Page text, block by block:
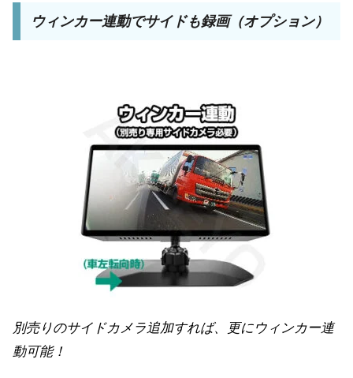
ウィンカー連動でサイドも録画（オプション）
別売りのサイドカメラ追加すれば、更にウィンカー連
動可能！